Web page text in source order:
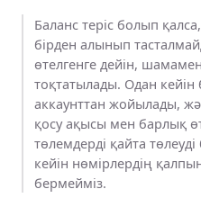
Баланс теріс болып
бірден алынып
өтелгенге дейін,
тоқтатылады. Одан
аккаунттан жойылады,
қосу ақысы мен барлық
төлемдерді қайта
кейін нөмірлердің
бермейміз.